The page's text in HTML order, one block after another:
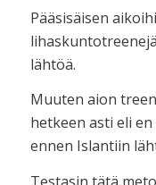
Pääsisäisen
lähtöä.
Muuten aion
hetkeen asti eli
ennen Islantiin